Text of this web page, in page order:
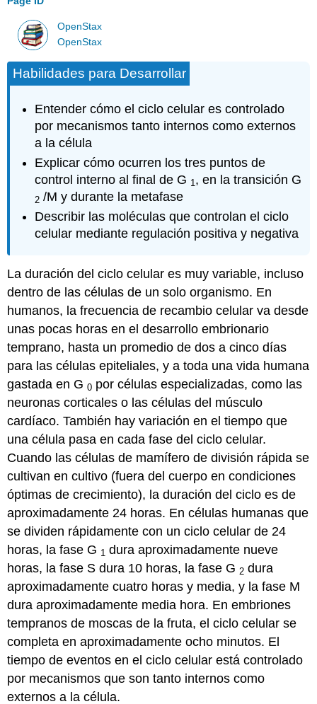
OpenStax
OpenStax
Habilidades para Desarrollar
Entender cómo el ciclo celular es controlado
por mecanismos tanto internos como externos
a la célula
Explicar cómo ocurren los tres puntos de
control interno al final de G 1, en la transición G
2 /M y durante la metafase
Describir las moléculas que controlan el ciclo
celular mediante regulación positiva y negativa
La duración del ciclo celular es muy variable, incluso
dentro de las células de un solo organismo. En
humanos, la frecuencia de recambio celular va desde
unas pocas horas en el desarrollo embrionario
temprano, hasta un promedio de dos a cinco días
para las células epiteliales, y a toda una vida humana
gastada en G0 por células especializadas, como las
neuronas corticales o las células del músculo
cardíaco. También hay variación en el tiempo que
una célula pasa en cada fase del ciclo celular.
Cuando las células de mamífero de división rápida se
cultivan en cultivo (fuera del cuerpo en condiciones
óptimas de crecimiento), la duración del ciclo es de
aproximadamente 24 horas. En células humanas que
se dividen rápidamente con un ciclo celular de 24
horas, la fase G 1 dura aproximadamente nueve
horas, la fase S dura 10 horas, la fase G 2 dura
aproximadamente cuatro horas y media, y la fase M
dura aproximadamente media hora. En embriones
tempranos de moscas de la fruta, el ciclo celular se
completa en aproximadamente ocho minutos. El
tiempo de eventos en el ciclo celular está controlado
por mecanismos que son tanto internos como
externos a la célula.